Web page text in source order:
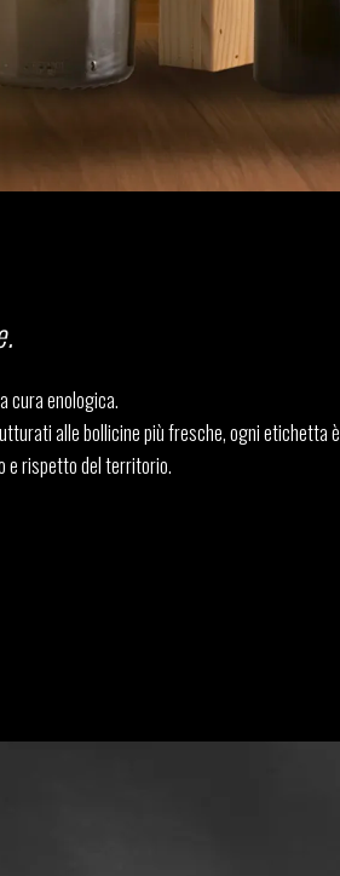
cura enologica.
alle bollicine più fresche, ogni etichetta è
e rispetto del territorio.